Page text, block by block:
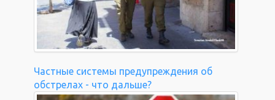
Частные системы предупреждения об
обстрелах - что дальше?